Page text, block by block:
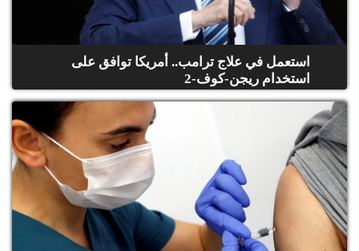
استعمل في علاج ترامب.. أمريكا توافق على
استخدام ريجن-كوف-2